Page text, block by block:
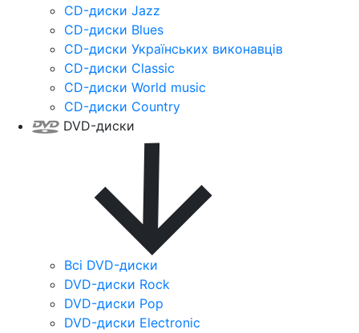
CD-диски Jazz
CD-диски Blues
CD-диски Українських виконавців
CD-диски Classic
CD-диски World music
CD-диски Country
DVD-диски
Всі DVD-диски
DVD-диски Rock
DVD-диски Pop
DVD-диски Electronic